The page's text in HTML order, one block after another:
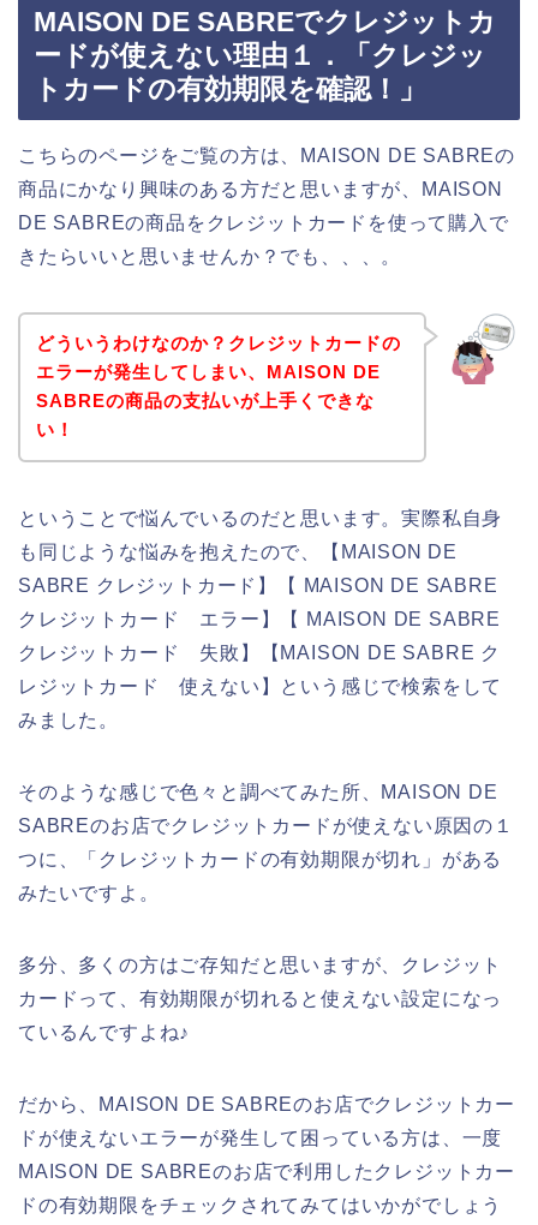
MAISON DE SABREでクレジットカ
ードが使えない理由１．「クレジッ
トカードの有効期限を確認！」
こちらのページをご覧の方は、MAISON DE SABREの
商品にかなり興味のある方だと思いますが、MAISON
DE SABREの商品をクレジットカードを使って購入で
きたらいいと思いませんか？でも、、、。
どういうわけなのか？クレジットカードの
エラーが発生してしまい、MAISON DE
SABREの商品の支払いが上手くできな
い！
ということで悩んでいるのだと思います。実際私自身
も同じような悩みを抱えたので、【MAISON DE
SABRE クレジットカード】【 MAISON DE SABRE
クレジットカード エラー】【 MAISON DE SABRE
クレジットカード 失敗】【MAISON DE SABRE ク
レジットカード 使えない】という感じで検索をして
みました。
そのような感じで色々と調べてみた所、MAISON DE
SABREのお店でクレジットカードが使えない原因の１
つに、「クレジットカードの有効期限が切れ」がある
みたいですよ。
多分、多くの方はご存知だと思いますが、クレジット
カードって、有効期限が切れると使えない設定になっ
ているんですよね♪
だから、MAISON DE SABREのお店でクレジットカー
ドが使えないエラーが発生して困っている方は、一度
MAISON DE SABREのお店で利用したクレジットカー
ドの有効期限をチェックされてみてはいかがでしょう